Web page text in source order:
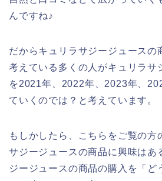
んですね♪
だからキュリラサジージュースの
考えている多くの人がキュリラサ
を2021年、2022年、2023年、
ていくのでは？と考えています。
もしかしたら、こちらをご覧の方
サジージュースの商品に興味はあ
ジージュースの商品の購入を「ど